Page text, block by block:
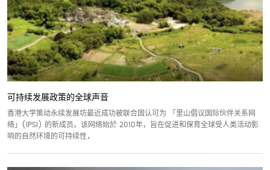
可持续发展政策的全球声音
香港大学策动永续发展坊最近成功被联合国认可为 「里山倡议国际伙伴关系网
络」(IPSI) 的新成员。该网络始於 2010年，旨在促进和保育全球受人类活动影
响的自然环境的可持续性，